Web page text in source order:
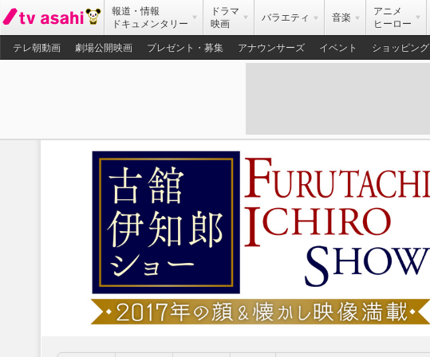
報道・情報
ドキュメンタリー
ドラマ
映画
バラエティ 音楽
アニメ
ヒーロー
テレ朝動画
劇場公開映画 プレゼント・募集 アナウンサーズ イベント ショッピング